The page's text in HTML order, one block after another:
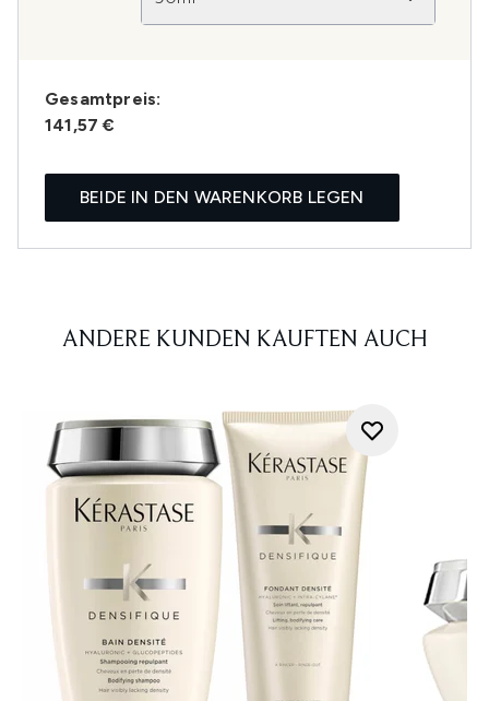
Gesamtpreis:
141,57 €
BEIDE IN DEN WARENKORB LEGEN
ANDERE KUNDEN KAUFTEN AUCH